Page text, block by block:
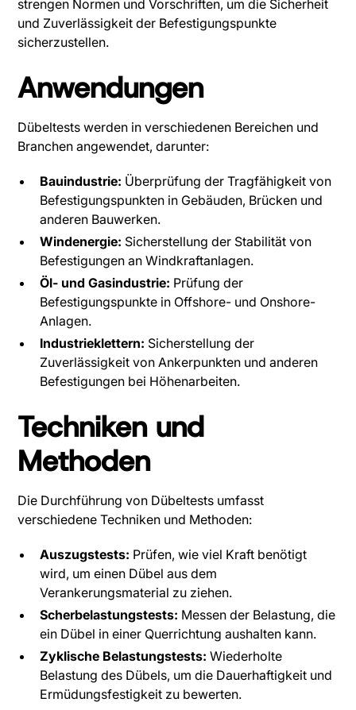
strengen Normen und Vorschriften, um die Sicherheit
und Zuverlässigkeit der Befestigungspunkte
sicherzustellen.
Anwendungen
Dübeltests werden in verschiedenen Bereichen und
Branchen angewendet, darunter:
Bauindustrie: Überprüfung der Tragfähigkeit von
Befestigungspunkten in Gebäuden, Brücken und
anderen Bauwerken.
Windenergie: Sicherstellung der Stabilität von
Befestigungen an Windkraftanlagen.
Öl- und Gasindustrie: Prüfung der
Befestigungspunkte in Offshore- und Onshore-
Anlagen.
Industrieklettern: Sicherstellung der
Zuverlässigkeit von Ankerpunkten und anderen
Befestigungen bei Höhenarbeiten.
Techniken und
Methoden
Die Durchführung von Dübeltests umfasst
verschiedene Techniken und Methoden:
Auszugstests: Prüfen, wie viel Kraft benötigt
wird, um einen Dübel aus dem
Verankerungsmaterial zu ziehen.
Scherbelastungstests: Messen der Belastung, die
ein Dübel in einer Querrichtung aushalten kann.
Zyklische Belastungstests: Wiederholte
Belastung des Dübels, um die Dauerhaftigkeit und
Ermüdungsfestigkeit zu bewerten.